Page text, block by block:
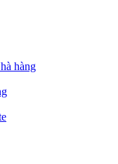
hàng